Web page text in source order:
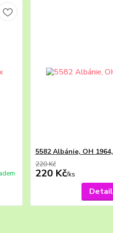
5582 Albánie, OH
220 Kč
220 Kč/ks
Detail